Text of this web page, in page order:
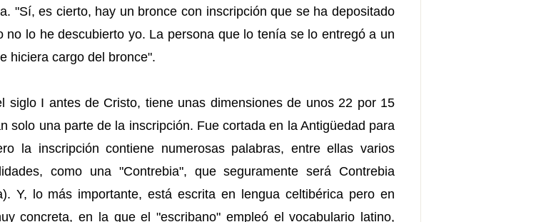
"Sí, es cierto, hay un bronce con inscripción que se ha depositado
lo he descubierto yo. La persona que lo tenía se lo entregó a un
hiciera cargo del bronce".
siglo I antes de Cristo, tiene unas dimensiones de unos 22 por 15
solo una parte de la inscripción. Fue cortada en la Antigüedad para
la inscripción contiene numerosas palabras, entre ellas varios
como una "Contrebia", que seguramente será Contrebia
Y, lo más importante, está escrita en lengua celtibérica pero en
concreta, en la que el "escribano" empleó el vocabulario latino,